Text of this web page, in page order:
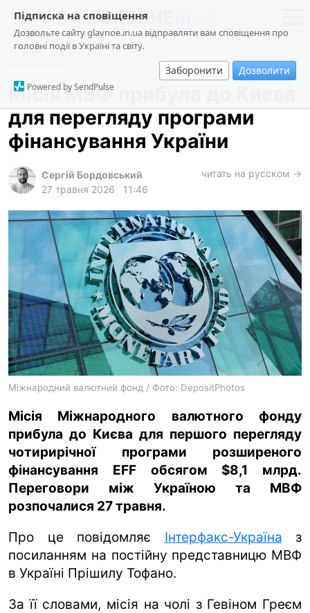
Підписка на сповіщення
Дозвольте сайту glavnoe.in.ua відправляти вам сповіщення про
головні події в Україні та світу.
Заборонити Дозволити
Powered by SendPulse
новини
про проєкт
суспільство
події
кримінал
лонгріди
харків
архів
gambling
ua ru en
Економіка
Місія МВФ прибула до Києва
для перегляду програми
фінансування України
Сергій Бордовський
27 травня 2026
11:46
читать на русском →
Міжнародний валютний фонд / Фото: DepositPhotos
Місія Міжнародного валютного фонду
прибула до Києва для першого перегляду
чотирирічної програми розширеного
фінансування EFF обсягом $8,1 млрд.
Переговори між Україною та МВФ
розпочалися 27 травня.
Про це повідомляє Інтерфакс-Україна з
посиланням на постійну представницю МВФ
в Україні Прішилу Тофано.
За її словами, місія на чолі з Гевіном Греєм